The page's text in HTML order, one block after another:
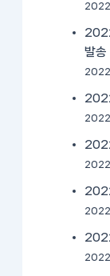
발송